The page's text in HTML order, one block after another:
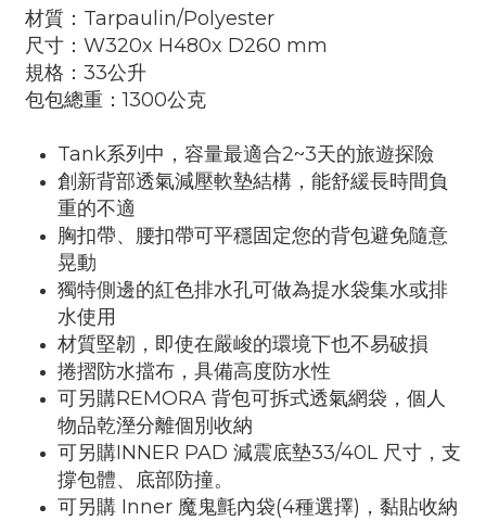
材質：Tarpaulin/Polyester
尺寸：W320x H480x D260 mm
規格：33公升
包包總重：1300公克
Tank系列中，容量最適合2~3天的旅遊探險
創新背部透氣減壓軟墊結構，能舒緩長時間負
重的不適
胸扣帶、腰扣帶可平穩固定您的背包避免隨意
晃動
獨特側邊的紅色排水孔可做為提水袋集水或排
水使用
材質堅韌，即使在嚴峻的環境下也不易破損
捲摺防水擋布，具備高度防水性
可另購REMORA 背包可拆式透氣網袋，個人
物品乾溼分離個別收納
可另購INNER PAD 減震底墊33/40L 尺寸，支
撐包體、底部防撞。
可另購 Inner 魔鬼氈內袋(4種選擇)，黏貼收納